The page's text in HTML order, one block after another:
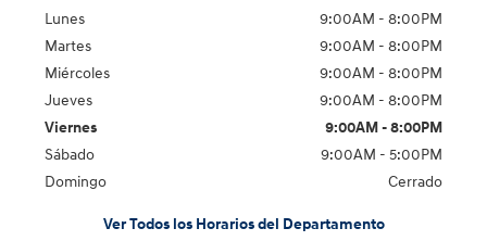
Lunes
9:00AM - 8:00PM
Martes
9:00AM - 8:00PM
Miércoles
9:00AM - 8:00PM
Jueves
9:00AM - 8:00PM
Viernes
9:00AM - 8:00PM
Sábado
9:00AM - 5:00PM
Domingo
Cerrado
Ver Todos los Horarios del Departamento